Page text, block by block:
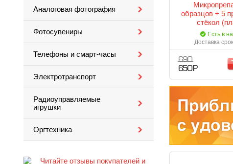
Аналоговая фотография
Фотосувениры
Телефоны и смарт-часы
Электротранспорт
Радиоуправляемые
игрушки
Оргтехника
образцов + 5
стёкол
Есть в
Доставка
690
650 Р